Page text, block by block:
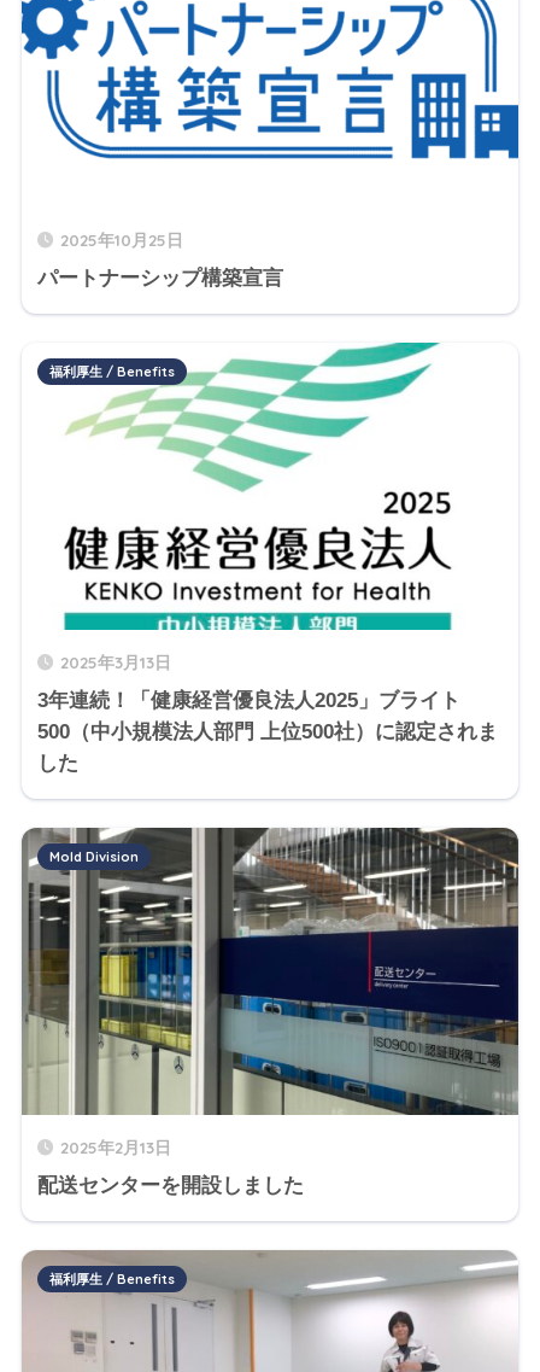
2025年10月25日
パートナーシップ構築宣言
2025年3月13日
3年連続！「健康経営優良法人2025」ブライト
500（中小規模法人部門 上位500社）に認定されま
した
福利厚生 / Benefits
2025年2月13日
配送センターを開設しました
Mold Division
福利厚生 / Benefits